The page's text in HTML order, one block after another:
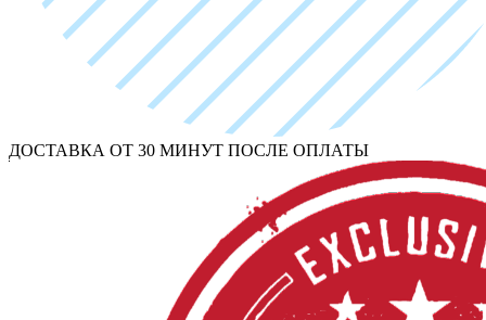
ДОСТАВКА ОТ 30 МИНУТ ПОСЛЕ ОПЛАТЫ